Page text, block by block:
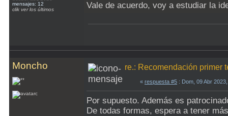
mensajes: 12
clik ver los últimos
Vale de acuerdo, voy a estudiar la
Moncho re.: Recomendación primer
« respuesta #5 : Dom, 09 Abr
Por supuesto. Además es
De todas formas, espera a tener